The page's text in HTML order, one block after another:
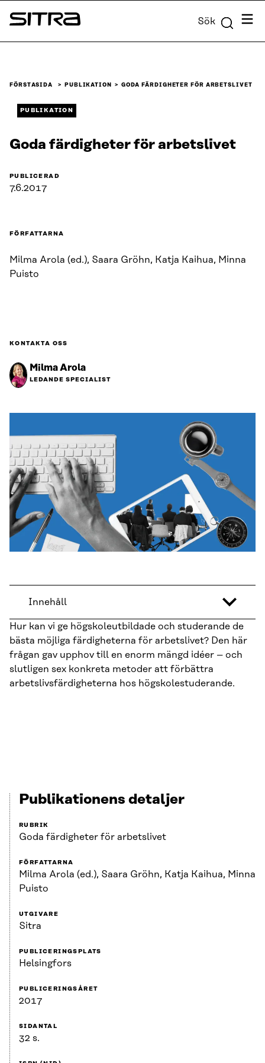
Skip to
content
Sitra Sök Meny
FÖRSTASIDA PUBLIKATION GODA FÄRDIGHETER FÖR ARBETSLIVET
PUBLIKATION
Goda färdigheter för arbetslivet
PUBLICERAD
7.6.2017
FÖRFATTARNA
Milma Arola (ed.), Saara Gröhn, Katja Kaihua, Minna
Puisto
KONTAKTA OSS
Milma Arola
LEDANDE SPECIALIST
Innehåll
Hur kan vi ge högskoleutbildade och studerande de
bästa möjliga färdigheterna för arbetslivet? Den här
frågan gav upphov till en enorm mängd idéer – och
slutligen sex konkreta metoder att förbättra
arbetslivsfärdigheterna hos högskolestuderande.
Publikationens detaljer
RUBRIK
Goda färdigheter för arbetslivet
FÖRFATTARNA
Milma Arola (ed.), Saara Gröhn, Katja Kaihua, Minna
Puisto
UTGIVARE
Sitra
PUBLICERINGSPLATS
Helsingfors
PUBLICERINGSÅRET
2017
SIDANTAL
32 s.